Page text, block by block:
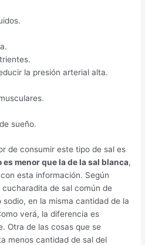
la presión arterial alta.
sueño.
de consumir este tipo de sal es
menor que la de la sal blanca,
esta información. Según
de sal común de
en la misma cantidad de la
verá, la diferencia es
Otra de las cosas que se
menos cantidad de sal del